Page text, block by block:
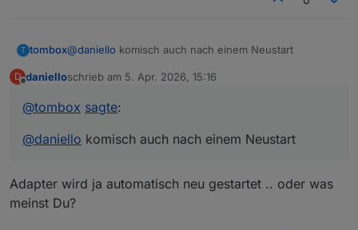
T tombox@daniello komisch auch nach einem Neustart
D danielloschrieb am 5. Apr. 2026, 15:16
zuletzt editiert von
@tombox sagte:
@daniello komisch auch nach einem Neustart
Adapter wird ja automatisch neu gestartet .. oder was
meinst Du?